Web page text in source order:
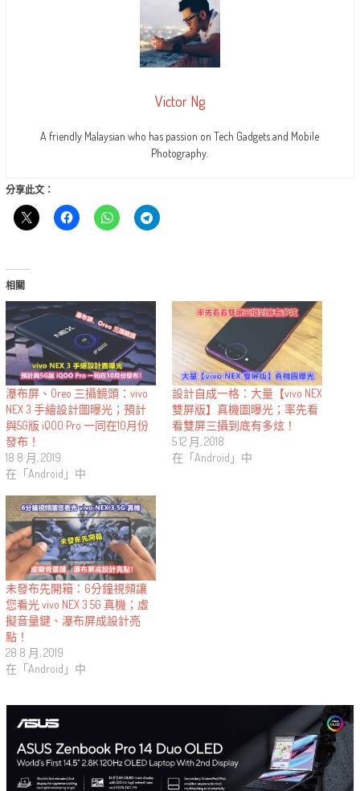
Victor Ng
A friendly Malaysian who has passion on Tech Gadgets and Mobile
Photography.
分享此文：
相關
瀑布屏、Oreo 三攝鏡頭：vivo
NEX 3 手繪設計圖曝光；預計
與5G版 iQOO Pro 一同在10月份
發布！
18 8 月, 2019
在「Android」中
設計自成一格：大量【vivo NEX
雙屏版】真機圖曝光；率先看
看雙屏三攝到底有多炫！
5 12 月, 2018
在「Android」中
未發布先開箱：6分鐘視頻讓
您看光 vivo NEX 3 5G 真機；虛
擬音量鍵、瀑布屏成設計亮
點！
28 8 月, 2019
在「Android」中